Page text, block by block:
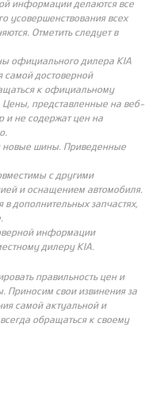
информации делаются все
усовершенствования всех
Отметить следует в
официального дилера KIA
самой достоверной
к официальному
Цены, представленные на веб-
и не содержат цен на
новые шины. Приведенные
с другими
и оснащением автомобиля.
дополнительных запчастях,
информации
дилеру KIA.
правильность цен и
свои извинения за
самой актуальной и
обращаться к своему